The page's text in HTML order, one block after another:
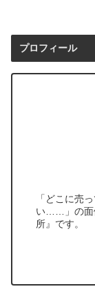
プロフィール
「どこに売
い……」の面
所』です。